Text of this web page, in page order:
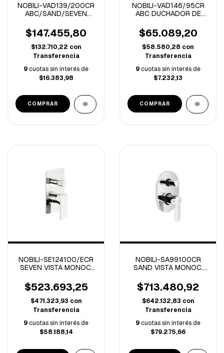
NOBILI-VAD139/200CR
ABC/SAND/SEVEN
CROMO 20 CM
$147.455,80
$132.710,22 con
Transferencia
9cuotas sin interés de
$16.383,98
NOBILI-VAD146/95CR
ABC DUCHADOR DE
$65.089,20
$58.580,28 con
Transferencia
9cuotas sin interés de
$7.232,13
NOBILI-SE124100/ECR
SEVEN VISTA MONOC.
CROMO
$523.693,25
$471.323,93 con
Transferencia
9cuotas sin interés de
$58.188,14
NOBILI-SA99100CR
SAND VISTA MONOC.
CROMO
$713.480,92
$642.132,83 con
Transferencia
9cuotas sin interés de
$79.275,66